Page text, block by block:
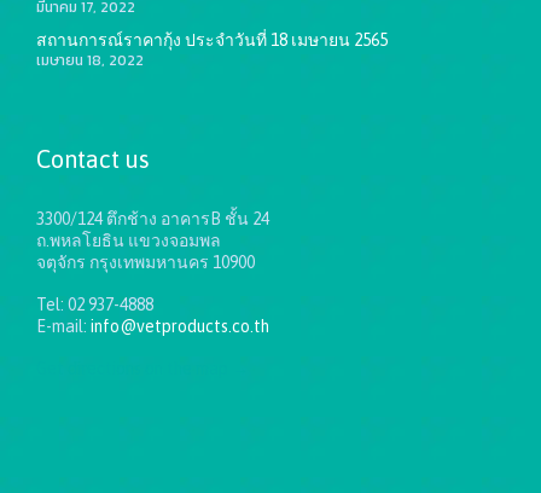
มีนาคม 17, 2022
สถานการณ์ราคากุ้ง ประจำวันที่ 18 เมษายน 2565
เมษายน 18, 2022
Contact us
3300/124 ตึกช้าง อาคารB ชั้น 24
ถ.พหลโยธิน แขวงจอมพล
จตุจักร กรุงเทพมหานคร 10900
Tel: 02 937-4888
E-mail: info@vetproducts.co.th